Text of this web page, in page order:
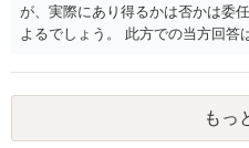
が、実際にあり得るかは否かは委
よるでしょう。 此方での当方回答
もっ